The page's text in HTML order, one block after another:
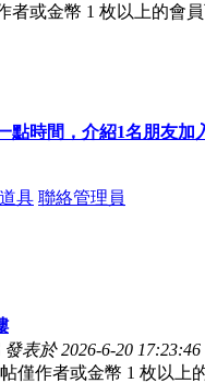
者或金幣 1 枚以上的會
點時間，介紹1名朋友加
具 聯絡管理員
發表於 2026-6-20 17:23:46
僅作者或金幣 1 枚以上